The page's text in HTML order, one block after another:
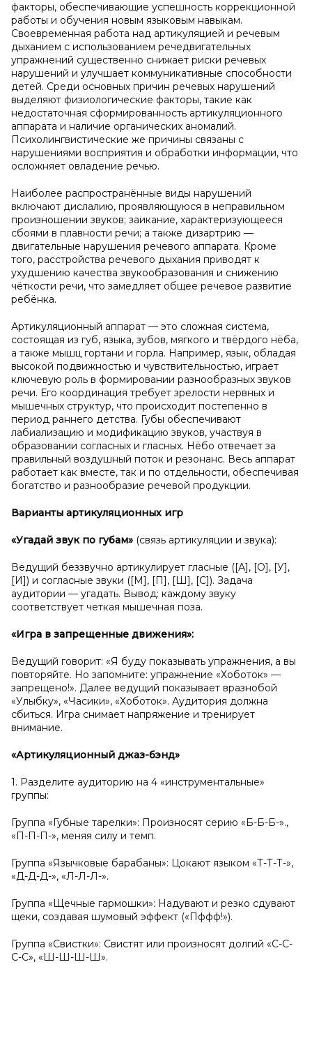
факторы, обеспечивающие успешность коррекционной
работы и обучения новым языковым навыкам.
Своевременная работа над артикуляцией и речевым
дыханием с использованием речедвигательных
упражнений существенно снижает риски речевых
нарушений и улучшает коммуникативные способности
детей. Среди основных причин речевых нарушений
выделяют физиологические факторы, такие как
недостаточная сформированность артикуляционного
аппарата и наличие органических аномалий.
Психолингвистические же причины связаны с
нарушениями восприятия и обработки информации, что
осложняет овладение речью.
Наиболее распространённые виды нарушений
включают дислалию, проявляющуюся в неправильном
произношении звуков; заикание, характеризующееся
сбоями в плавности речи; а также дизартрию —
двигательные нарушения речевого аппарата. Кроме
того, расстройства речевого дыхания приводят к
ухудшению качества звукообразования и снижению
чёткости речи, что замедляет общее речевое развитие
ребёнка.
Артикуляционный аппарат — это сложная система,
состоящая из губ, языка, зубов, мягкого и твёрдого нёба,
а также мышц гортани и горла. Например, язык, обладая
высокой подвижностью и чувствительностью, играет
ключевую роль в формировании разнообразных звуков
речи. Его координация требует зрелости нервных и
мышечных структур, что происходит постепенно в
период раннего детства. Губы обеспечивают
лабиализацию и модификацию звуков, участвуя в
образовании согласных и гласных. Нёбо отвечает за
правильный воздушный поток и резонанс. Весь аппарат
работает как вместе, так и по отдельности, обеспечивая
богатство и разнообразие речевой продукции.
Варианты артикуляционных игр
«Угадай звук по губам» (связь артикуляции и звука):
Ведущий беззвучно артикулирует гласные ([А], [О], [У],
[И]) и согласные звуки ([М], [П], [Ш], [С]). Задача
аудитории — угадать. Вывод: каждому звуку
соответствует четкая мышечная поза.
«Игра в запрещенные движения»:
Ведущий говорит: «Я буду показывать упражнения, а вы
повторяйте. Но запомните: упражнение «Хоботок» —
запрещено!». Далее ведущий показывает вразнобой
«Улыбку», «Часики», «Хоботок». Аудитория должна
сбиться. Игра снимает напряжение и тренирует
внимание.
«Артикуляционный джаз-бэнд»
1. Разделите аудиторию на 4 «инструментальные»
группы:
Группа «Губные тарелки»: Произносят серию «Б-Б-Б-».,
«П-П-П-», меняя силу и темп.
Группа «Язычковые барабаны»: Цокают языком «Т-Т-Т-»,
«Д-Д-Д-», «Л-Л-Л-».
Группа «Щечные гармошки»: Надувают и резко сдувают
щеки, создавая шумовый эффект («Пффф!»).
Группа «Свистки»: Свистят или произносят долгий «С-С-
С-С», «Ш-Ш-Ш-Ш».